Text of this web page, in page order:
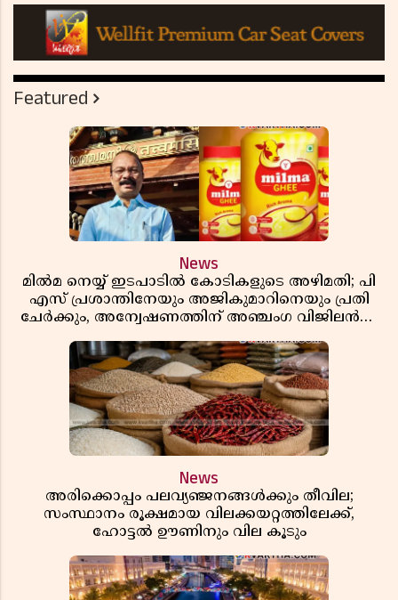
Featured
News
മിൽമ നെയ്യ് ഇടപാടിൽ കോടികളുടെ അഴിമതി; പി
എസ് പ്രശാന്തിനേയും അജികുമാറിനെയും പ്രതി
ചേർക്കും, അന്വേഷണത്തിന് അഞ്ചംഗ വിജിലൻസ്
News
അരിക്കൊപ്പം പലവ്യഞ്ജനങ്ങൾക്കും തീവില;
സംസ്ഥാനം രൂക്ഷമായ വിലക്കയറ്റത്തിലേക്ക്,
ഹോട്ടൽ ഊണിനും വില കൂടും